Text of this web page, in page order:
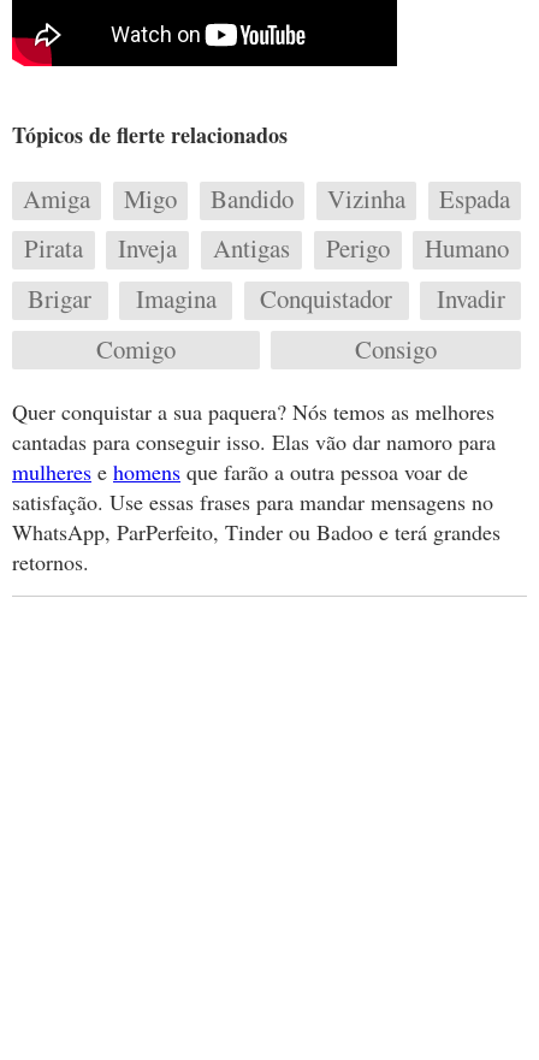
Tópicos de flerte relacionados
Amiga Migo Bandido Vizinha
Espada
Pirata
Inveja Antigas Perigo
Humano
Brigar
Imagina Conquistador
Invadir
Comigo
Consigo
Quer conquistar a sua paquera? Nós temos as melhores
cantadas para conseguir isso. Elas vão dar namoro para
mulheres e homens que farão a outra pessoa voar de
satisfação. Use essas frases para mandar mensagens no
WhatsApp, ParPerfeito, Tinder ou Badoo e terá grandes
retornos.